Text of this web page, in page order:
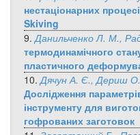
нестаціонарних
Skiving
9.Данильченко Л. М.,
термодинамічного
пластичного
10.Дячун А. Є., Дериш
Дослідження
інструменту для
гофрованих заготовок